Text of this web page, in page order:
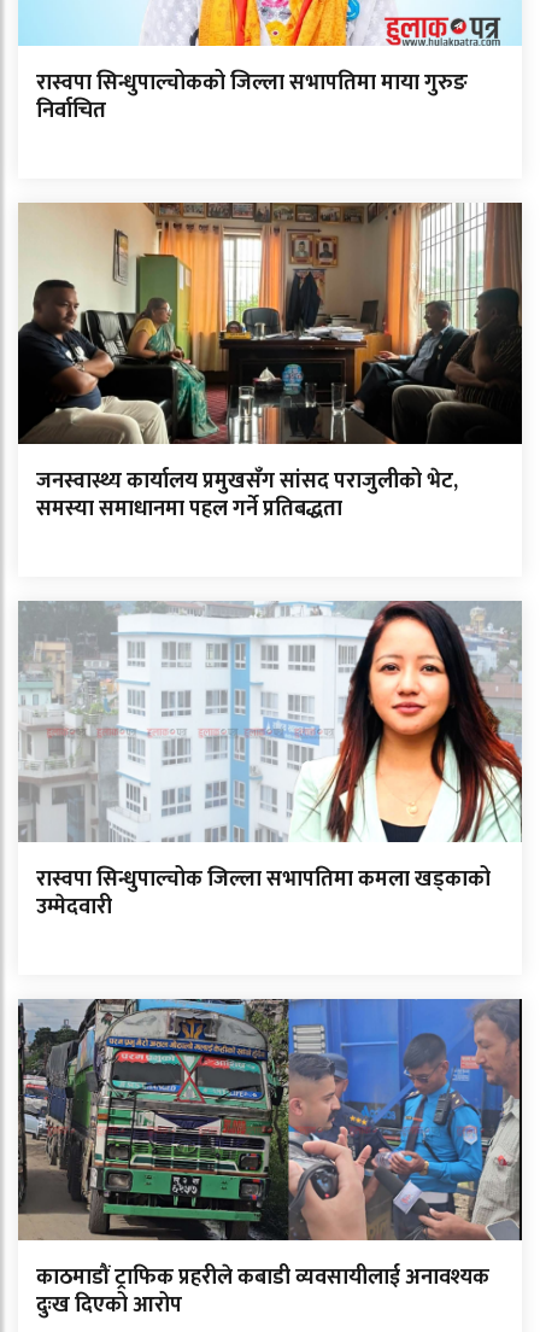
रास्वपा सिन्धुपाल्चोकको जिल्ला सभापतिमा माया गुरुङ
निर्वाचित
जनस्वास्थ्य कार्यालय प्रमुखसँग सांसद पराजुलीको भेट,
समस्या समाधानमा पहल गर्ने प्रतिबद्धता
रास्वपा सिन्धुपाल्चोक जिल्ला सभापतिमा कमला खड्काको
उम्मेदवारी
काठमाडौं ट्राफिक प्रहरीले कबाडी व्यवसायीलाई अनावश्यक
दुःख दिएको आरोप